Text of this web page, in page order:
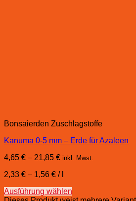
Bonsaierden Zuschlagstoffe
Kanuma 0-5 mm – Erde für Azaleen
4,65 € – 21,85 € inkl. Mwst.
2,33 € – 1,56 € /
Ausführung wählen